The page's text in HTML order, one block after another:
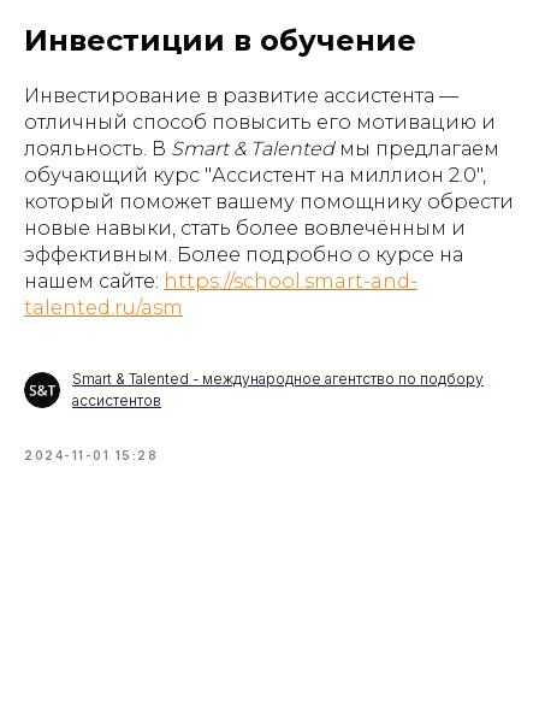
Инвестиции в обучение
Инвестирование в развитие ассистента —
отличный способ повысить его мотивацию и
лояльность. В Smart & Talentedмы предлагаем
обучающий курс "Ассистент на миллион 2.0",
который поможет вашему помощнику обрести
новые навыки, стать более вовлечённым и
эффективным. Более подробно о курсе на
нашем сайте: https://school.smart-and-
talented.ru/asm
Smart & Talented - международное агентство по подбору
ассистентов
2024-11-01 15:28